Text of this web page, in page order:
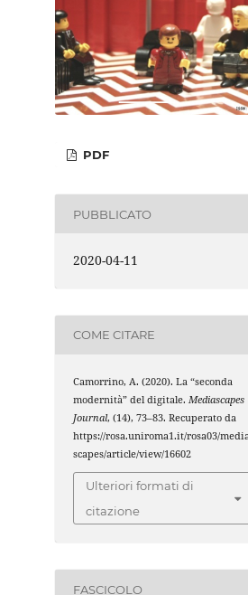
PDF
PUBBLICATO
2020-04-11
COME CITARE
Camorrino, A. (2020). La “seconda
modernità” del digitale. Mediascapes
Journal, (14), 73–83. Recuperato da
https://rosa.uniroma1.it/rosa03/
scapes/article/view/16602
Ulteriori formati di
citazione
FASCICOLO